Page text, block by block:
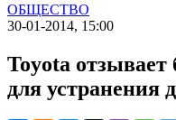
ОБЩЕСТВО
30-01-2014, 15:00
Toyota отзывает
для устранения